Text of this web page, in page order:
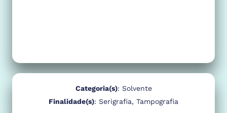
Categoria(s): Solvente
Finalidade(s): Serigrafia, Tampografia